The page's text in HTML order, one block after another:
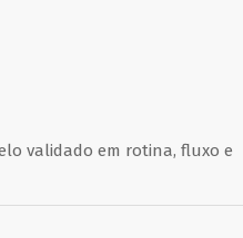
validado em rotina, fluxo e